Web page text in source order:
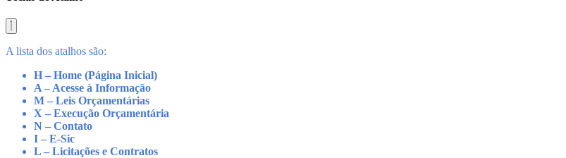
A lista dos atalhos são:
H – Home (Página Inicial)
A – Acesse à Informação
M – Leis Orçamentárias
X – Execução Orçamentária
N – Contato
I – E-Sic
L – Licitações e Contratos